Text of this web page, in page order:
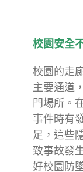
校園安全
校園的走
主要通道
門場所。
事件時有
足，這些
致事故發
好校園防